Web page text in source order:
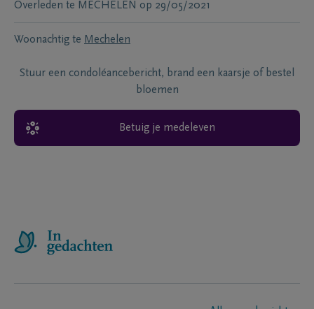
Overleden te MECHELEN op 29/05/2021
Woonachtig te Mechelen
Stuur een condoléancebericht, brand een kaarsje of bestel
bloemen
Betuig je medeleven